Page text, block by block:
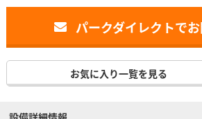
パークダイレクトで
お気に入り一覧を見る